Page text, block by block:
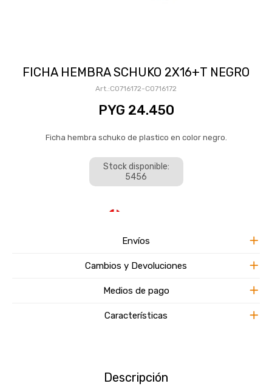
FICHA HEMBRA SCHUKO 2X16+T NEGRO
CO716172-CO716172
PYG 24.450
Ficha hembra schuko de plastico en color negro.
Stock disponible:
5456
Envíos
Cambios y Devoluciones
Medios de pago
Características
Descripción